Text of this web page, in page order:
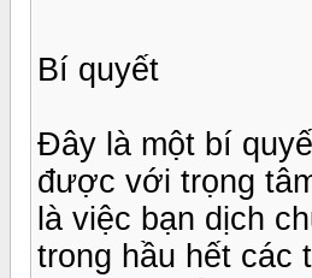
Bí quyết
Đây là một bí
được với trọng
là việc bạn dịch
trong hầu hết các